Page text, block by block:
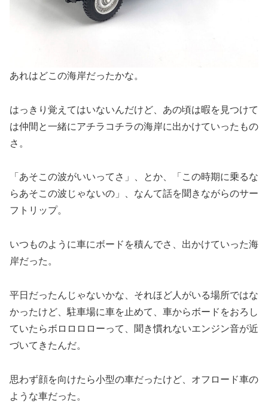
あれはどこの海岸だったかな。
はっきり覚えてはいないんだけど、あの頃は暇を見つけて
は仲間と一緒にアチラコチラの海岸に出かけていったもの
さ。
「あそこの波がいいってさ」、とか、「この時期に乗るな
らあそこの波じゃないの」、なんて話を聞きながらのサー
フトリップ。
いつものように車にボードを積んでさ、出かけていった海
岸だった。
平日だったんじゃないかな、それほど人がいる場所ではな
かったけど、駐車場に車を止めて、車からボードをおろし
ていたらボロロロローって、聞き慣れないエンジン音が近
づいてきたんだ。
思わず顔を向けたら小型の車だったけど、オフロード車の
ような車だった。